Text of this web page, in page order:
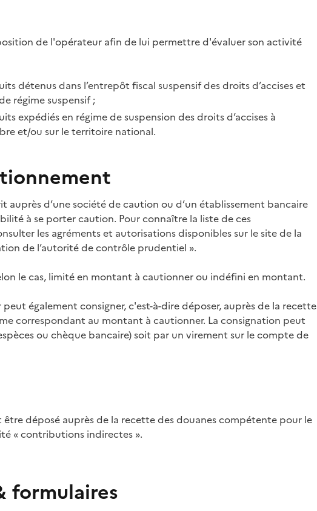
de l'opérateur afin de lui permettre d'évaluer son activité
détenus dans l’entrepôt fiscal suspensif des droits d’accises et
régime suspensif ;
expédiés en régime de suspension des droits d’accises à
et/ou sur le territoire national.
auprès d’une société de caution ou d’un établissement bancaire
à se porter caution. Pour connaître la liste de ces
les agréments et autorisations disponibles sur le site de la
de l’autorité de contrôle prudentiel ».
le cas, limité en montant à cautionner ou indéfini en montant.
également consigner, c'est-à-dire déposer, auprès de la recette
correspondant au montant à cautionner. La consignation peut
ou chèque bancaire) soit par un virement sur le compte de
déposé auprès de la recette des douanes compétente pour le
«contributions indirectes ».
formulaires